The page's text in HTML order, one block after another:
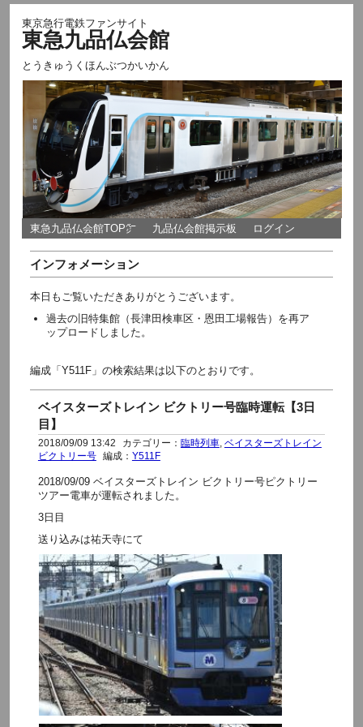
東京急行電鉄ファンサイト
東急九品仏会館
とうきゅうくほんぶつかいかん
東急九品仏会館TOP㌻ 九品仏会館掲示板 ログイン
インフォメーション
本日もご覧いただきありがとうございます。
過去の旧特集館（長津田検車区・恩田工場報告）を再ア
ップロードしました。
編成「Y511F」の検索結果は以下のとおりです。
ベイスターズトレイン ビクトリー号臨時運転【3日
目】
2018/09/09 13:42 カテゴリー： 臨時列車, ベイスターズトレイン
ビクトリー号
編成： Y511F
2018/09/09 ベイスターズトレイン ビクトリー号ピクトリー
ツアー電車が運転されました。
3日目
送り込みは祐天寺にて